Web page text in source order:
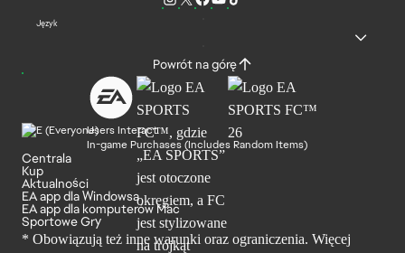
Język
Powrót na górę
Users Interact
In-game Purchases (Includes Random Items)
Centrala
Kup
Aktualności
EA app dla Windowsa
EA app dla komputerów Mac
Sportowe Gry
* Obowiązują też inne warunki oraz ograniczenia. Więcej